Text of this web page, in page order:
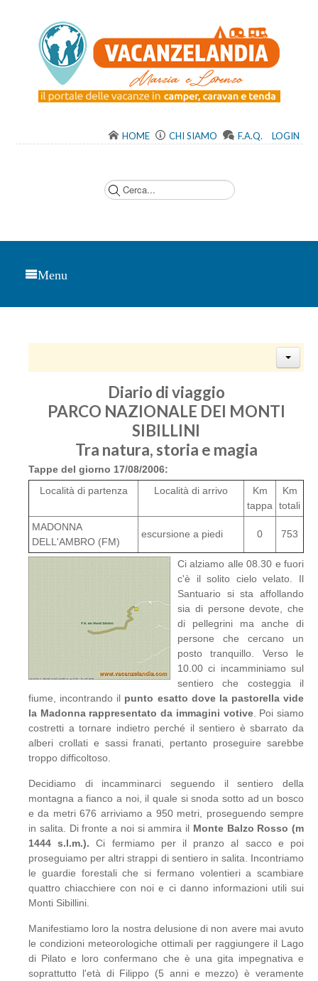
HOME CHI SIAMO F.A.Q. LOGIN
Menu
Diario di viaggio
PARCO NAZIONALE DEI MONTI
SIBILLINI
Tra natura, storia e magia
Tappe del giorno 17/08/2006:
Località di partenza
Località di arrivo
Km
tappa
Km
totali
MADONNA
DELL'AMBRO (FM)
escursione a piedi 0 753
Ci alziamo alle 08.30 e fuori
c'è il solito cielo velato. Il
Santuario si sta affollando
sia di persone devote, che
di pellegrini ma anche di
persone che cercano un
posto tranquillo. Verso le
10.00 ci incamminiamo sul
sentiero che costeggia il
fiume, incontrando il punto esatto dove la pastorella vide
la Madonna rappresentato da immagini votive. Poi siamo
costretti a tornare indietro perché il sentiero è sbarrato da
alberi crollati e sassi franati, pertanto proseguire sarebbe
troppo difficoltoso.
Decidiamo di incamminarci seguendo il sentiero della
montagna a fianco a noi, il quale si snoda sotto ad un bosco
e da metri 676 arriviamo a 950 metri, proseguendo sempre
in salita. Di fronte a noi si ammira il Monte Balzo Rosso (m
1444 s.l.m.). Ci fermiamo per il pranzo al sacco e poi
proseguiamo per altri strappi di sentiero in salita. Incontriamo
le guardie forestali che si fermano volentieri a scambiare
quattro chiacchiere con noi e ci danno informazioni utili sui
Monti Sibillini.
Manifestiamo loro la nostra delusione di non avere mai avuto
le condizioni meteorologiche ottimali per raggiungere il Lago
di Pilato e loro confermano che è una gita impegnativa e
soprattutto l'età di Filippo (5 anni e mezzo) è veramente